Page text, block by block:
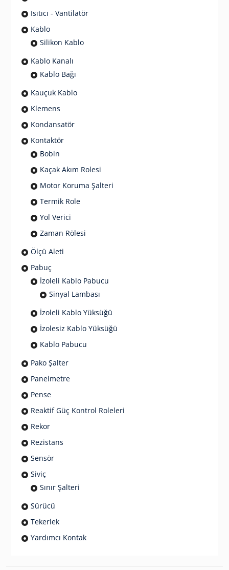
Isıtıcı - Vantilatör
Kablo
Silikon Kablo
Kablo Kanalı
Kablo Bağı
Kauçuk Kablo
Klemens
Kondansatör
Kontaktör
Bobin
Kaçak Akım Rolesi
Motor Koruma Şalteri
Termik Role
Yol Verici
Zaman Rölesi
Ölçü Aleti
Pabuç
İzoleli Kablo Pabucu
Sinyal Lambası
İzoleli Kablo Yüksüğü
İzolesiz Kablo Yüksüğü
Kablo Pabucu
Pako Şalter
Panelmetre
Pense
Reaktif Güç Kontrol Roleleri
Rekor
Rezistans
Sensör
Siviç
Sınır Şalteri
Sürücü
Tekerlek
Yardımcı Kontak